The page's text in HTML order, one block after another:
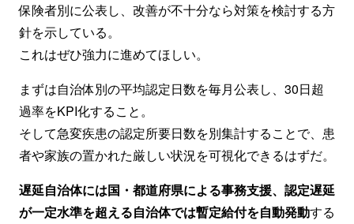
保険者別に公表し、改善が不十分なら対策を検討する方
針を示している。
これはぜひ強力に進めてほしい。
まずは自治体別の平均認定日数を毎月公表し、30日超
過率をKPI化すること。
そして急変疾患の認定所要日数を別集計することで、患
者や家族の置かれた厳しい状況を可視化できるはずだ。
遅延自治体には国・都道府県による事務支援、認定遅延
が一定水準を超える自治体では暫定給付を自動発動する